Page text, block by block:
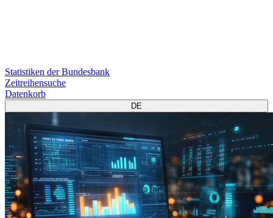
Statistiken der Bundesbank
Zeitreihensuche
Datenkorb
DE